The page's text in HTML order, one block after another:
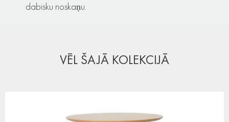
dabisku noskaņu.
VĒL ŠAJĀ KOLEKCIJĀ